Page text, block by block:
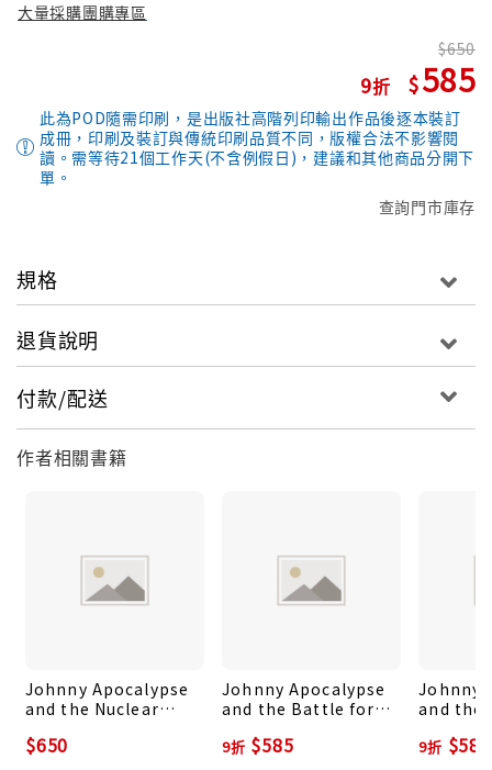
大量採購團購專區
9
650
585
此為POD隨需印刷，是出版社高階列印輸出作品後逐本裝訂
成冊，印刷及裝訂與傳統印刷品質不同，版權合法不影響閱
讀。需等待21個工作天(不含例假日)，建議和其他商品分開下
單。
查詢門市庫存
規格
退貨說明
付款/配送
作者相關書籍
Johnny Apocalypse
and the Nuclear
$650
Johnny Apocalypse
and the Battle for
9折 $585
Johnny
and the
9折 $585